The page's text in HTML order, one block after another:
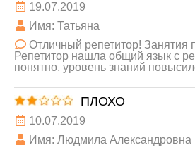
19.07.2019
Имя: Татьяна
Отличный репетитор! Занятия
Репетитор нашла общий язык с
понятно, уровень знаний
ПЛОХО
10.07.2019
Имя: Людмила Александровна